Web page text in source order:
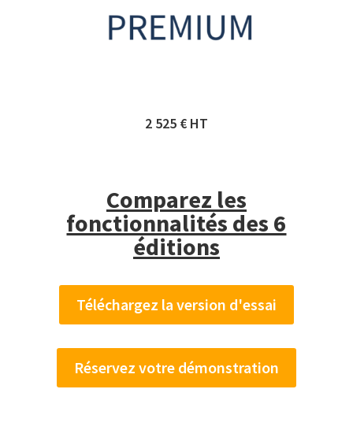
2 525 € HT
Comparez les
fonctionnalités des 6
éditions
Téléchargez la version d'essai
Réservez votre démonstration